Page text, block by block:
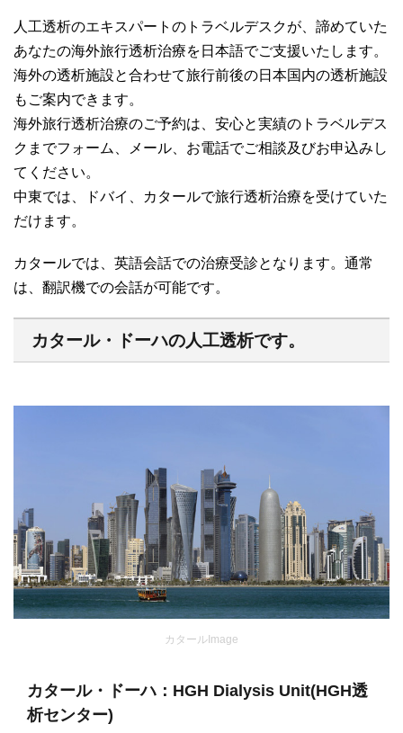
人工透析のエキスパートのトラベルデスクが、諦めていた
あなたの海外旅行透析治療を日本語でご支援いたします。
海外の透析施設と合わせて旅行前後の日本国内の透析施設
もご案内できます。
海外旅行透析治療のご予約は、安心と実績のトラベルデス
クまでフォーム、メール、お電話でご相談及びお申込みし
てください。
中東では、ドバイ、カタールで旅行透析治療を受けていた
だけます。
カタールでは、英語会話での治療受診となります。通常
は、翻訳機での会話が可能です。
カタール・ドーハの人工透析です。
カタールImage
カタール・ドーハ：HGH Dialysis Unit(HGH透
析センター)